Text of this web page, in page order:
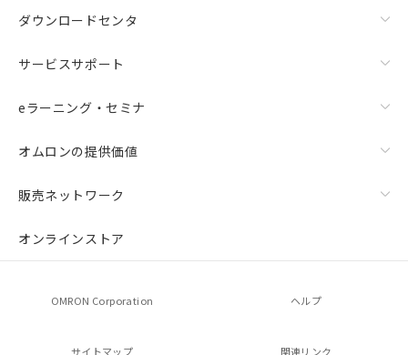
ダウンロードセンタ
サービスサポート
eラーニング・セミナ
オムロンの提供価値
販売ネットワーク
オンラインストア
OMRON Corporation ヘルプ
サイトマップ 関連リンク